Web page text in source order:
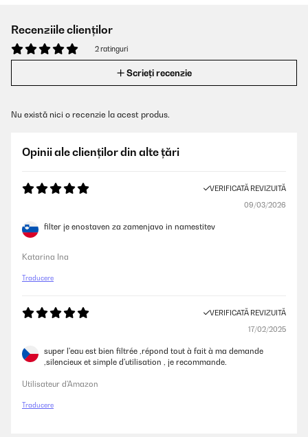
Recenziile clienților
2 ratinguri
Scrieți recenzie
Nu există nici o recenzie la acest produs.
Opinii ale clienților din alte țări
VERIFICATĂ REVIZUITĂ
09/03/2026
filter je enostaven za zamenjavo in namestitev
Katarina Ina
Traducere
VERIFICATĂ REVIZUITĂ
17/02/2025
super l'eau est bien filtrée ,répond tout à fait à ma demande
,silencieux et simple d'utilisation , je recommande.
Utilisateur d'Amazon
Traducere